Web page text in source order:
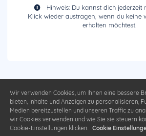
Hinweis: Du kannst dich jederzeit
Klick wieder austragen, wenn du keine
erhalten möchtest.
Wir verwenden Cookies, um Ihnen eine bessere
bieten, Inhalte und Anzeigen zu personalisieren,
Medien bereitzustellen und unseren Traffic zu
wir Cookies verwenden und wie Sie sie steuern
Cookie-Einstellungen klicken. Cookie